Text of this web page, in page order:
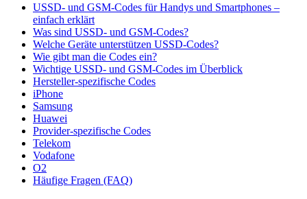
USSD- und GSM-Codes für Handys und Smartphones –
einfach erklärt
Was sind USSD- und GSM-Codes?
Welche Geräte unterstützen USSD-Codes?
Wie gibt man die Codes ein?
Wichtige USSD- und GSM-Codes im Überblick
Hersteller-spezifische Codes
iPhone
Samsung
Huawei
Provider-spezifische Codes
Telekom
Vodafone
O2
Häufige Fragen (FAQ)